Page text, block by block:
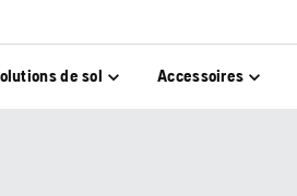
de sol Accessoires